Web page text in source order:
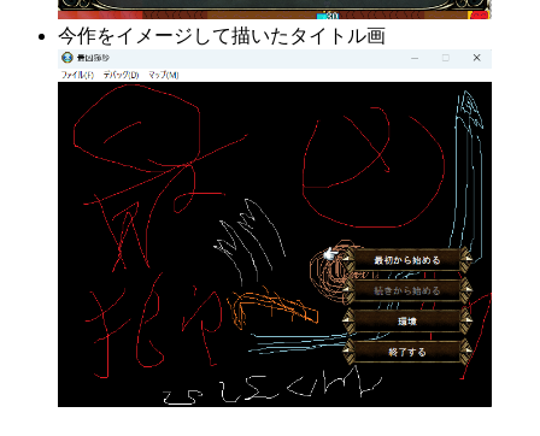
今作をイメージして描いたタイトル画